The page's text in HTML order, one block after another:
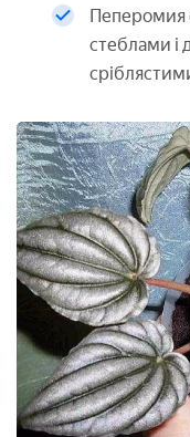
Пеперомия
стеблами і